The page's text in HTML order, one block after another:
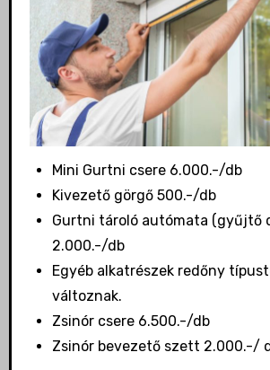
Mini Gurtni csere 6.000.-/db
Kivezető görgő 500.-/db
Gurtni tároló autómata (gyűjtő
2.000.-/db
Egyéb alkatrészek redőny
változnak.
Zsinór csere 6.500.-/db
Zsinór bevezető szett 2.000.-/